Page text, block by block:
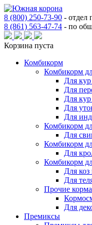
8 (800) 250-73-90 - отдел
8 (861) 563-47-74 - по
Корзина пуста
Комбикорм
Комбикорм
Для
Для
Для
Для
Для
Комбикорм
Для
Комбикорм
Для
Комбикорм
Для коз
Для
Прочие
Для
Премиксы